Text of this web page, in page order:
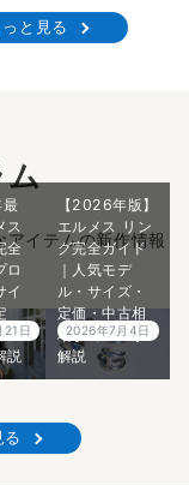
と見る
ム
イテムの新作情報
ス
全
ロ
イ
法
説
日
【2026年版】
エルメス リン
グ完全ガイド
｜人気モデ
ル・サイズ・
定価・中古相
場までプロが
解説
2026年7月4日
る